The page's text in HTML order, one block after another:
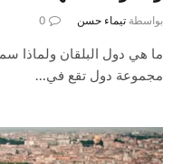
بواسطة تيماء حسن 0
ما هي دول البلقان ولماذا
مجموعة دول تقع في…